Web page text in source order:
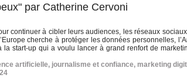
par Catherine Cervoni
continuer à cibler leurs audiences, les réseaux
cherche à protéger les données personnelles,
start-up qui a voulu lancer à grand renfort de
artificielle, journalisme et confiance, marketing